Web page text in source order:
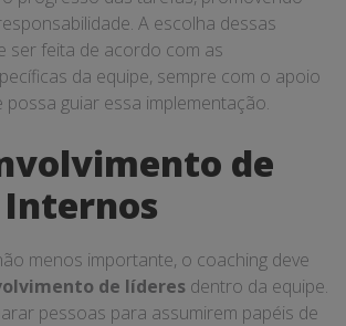
A escolha dessas
ser feita de acordo com as
da equipe, sempre com o apoio
possa guiar essa implementação.
de
Internos
menos importante, o coaching deve
de líderes dentro da equipe.
pessoas para assumirem papéis de